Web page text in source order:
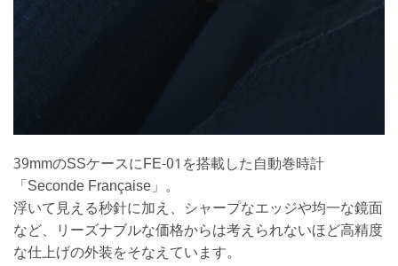
39mmのSSケースにFE-01を搭載した自動巻時計
「Seconde Française」。
浮いて見える秒針に加え、シャープなエッジや均一な鏡面
など、リーズナブルな価格からは考えられないほど高精度
な仕上げの外装をそなえています。